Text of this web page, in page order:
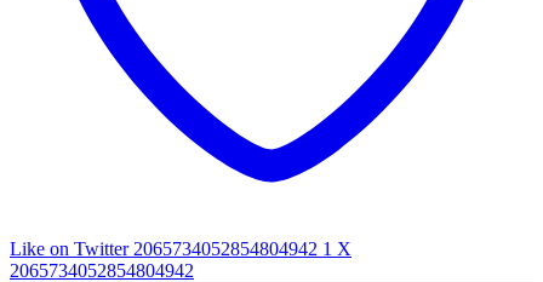
Like on Twitter 2065734052854804942 1 X
2065734052854804942